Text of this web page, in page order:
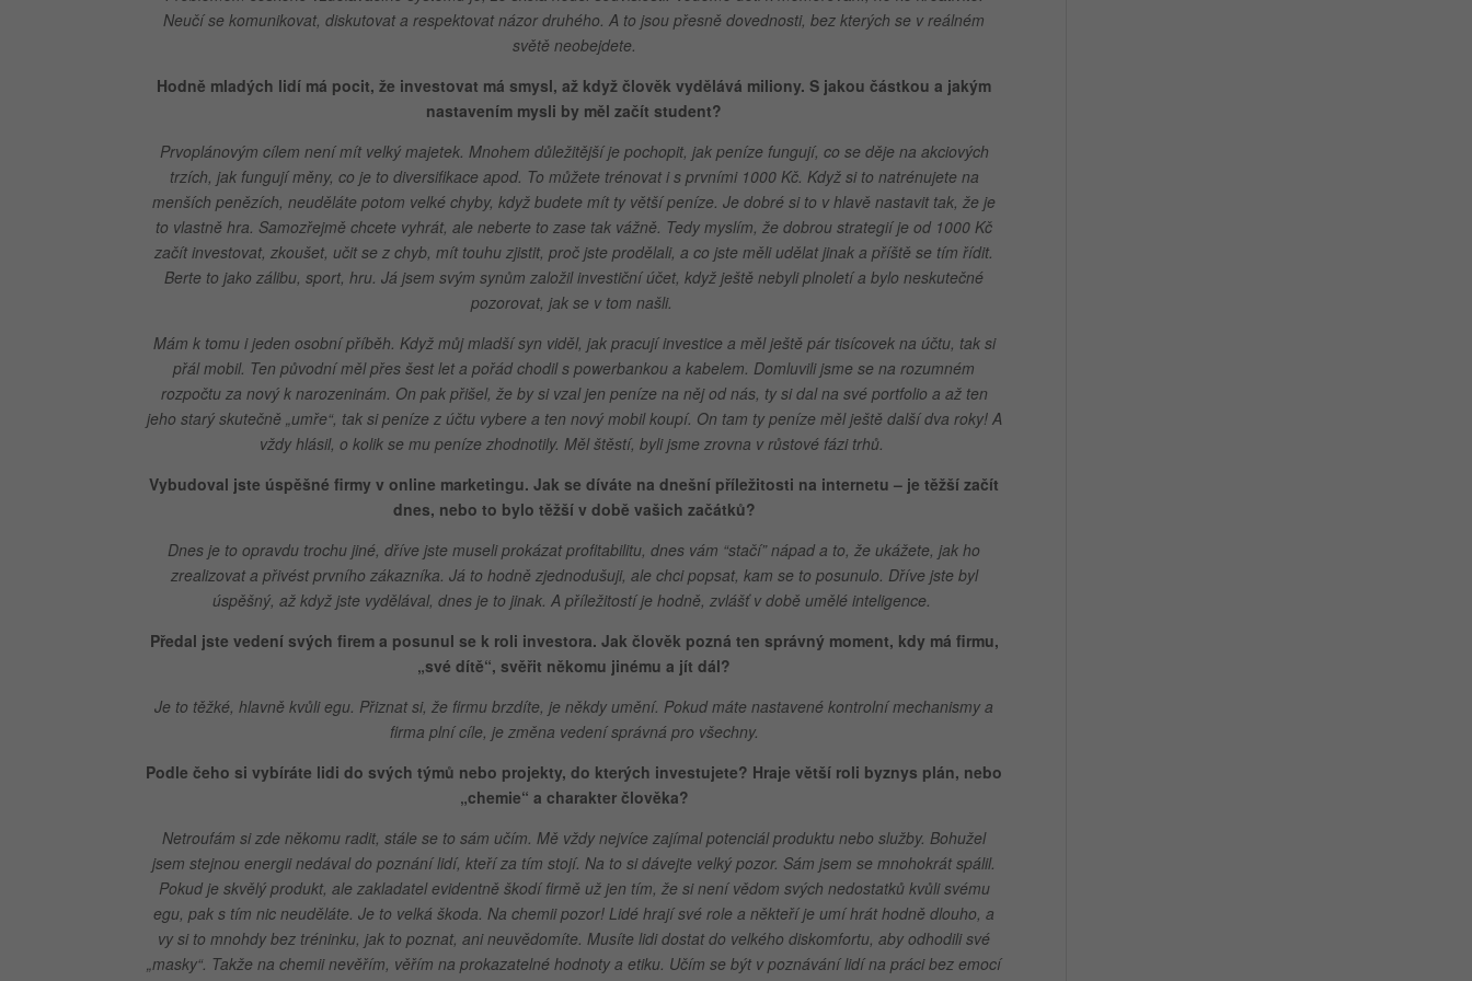
Neučí se komunikovat, diskutovat a respektovat názor druhého. A to jsou přesně dovednosti, bez kterých se v reálném
světě neobejdete.
Hodně mladých lidí má pocit, že investovat má smysl, až když člověk vydělává miliony. S jakou částkou a jakým
nastavením mysli by měl začít student?
Prvoplánovým cílem není mít velký majetek. Mnohem důležitější je pochopit, jak peníze fungují, co se děje na akciových
trzích, jak fungují měny, co je to diversifikace apod. To můžete trénovat i s prvními 1000 Kč. Když si to natrénujete na
menších penězích, neuděláte potom velké chyby, když budete mít ty větší peníze. Je dobré si to v hlavě nastavit tak, že je
to vlastně hra. Samozřejmě chcete vyhrát, ale neberte to zase tak vážně. Tedy myslím, že dobrou strategií je od 1000 Kč
začít investovat, zkoušet, učit se z chyb, mít touhu zjistit, proč jste prodělali, a co jste měli udělat jinak a příště se tím řídit.
Berte to jako zálibu, sport, hru. Já jsem svým synům založil investiční účet, když ještě nebyli plnoletí a bylo neskutečné
pozorovat, jak se v tom našli.
Mám k tomu i jeden osobní příběh. Když můj mladší syn viděl, jak pracují investice a měl ještě pár tisícovek na účtu, tak si
přál mobil. Ten původní měl přes šest let a pořád chodil s powerbankou a kabelem. Domluvili jsme se na rozumném
rozpočtu za nový k narozeninám. On pak přišel, že by si vzal jen peníze na něj od nás, ty si dal na své portfolio a až ten
jeho starý skutečně „umře“, tak si peníze z účtu vybere a ten nový mobil koupí. On tam ty peníze měl ještě další dva roky! A
vždy hlásil, o kolik se mu peníze zhodnotily. Měl štěstí, byli jsme zrovna v růstové fázi trhů.
Vybudoval jste úspěšné firmy v online marketingu. Jak se díváte na dnešní příležitosti na internetu – je těžší začít
dnes, nebo to bylo těžší v době vašich začátků?
Dnes je to opravdu trochu jiné, dříve jste museli prokázat profitabilitu, dnes vám “stačí” nápad a to, že ukážete, jak ho
zrealizovat a přivést prvního zákazníka. Já to hodně zjednodušuji, ale chci popsat, kam se to posunulo. Dříve jste byl
úspěšný, až když jste vydělával, dnes je to jinak. A příležitostí je hodně, zvlášť v době umělé inteligence.
Předal jste vedení svých firem a posunul se k roli investora. Jak člověk pozná ten správný moment, kdy má firmu,
„své dítě“, svěřit někomu jinému a jít dál?
Je to těžké, hlavně kvůli egu. Přiznat si, že firmu brzdíte, je někdy umění. Pokud máte nastavené kontrolní mechanismy a
firma plní cíle, je změna vedení správná pro všechny.
Podle čeho si vybíráte lidi do svých týmů nebo projekty, do kterých investujete? Hraje větší roli byznys plán, nebo
„chemie“ a charakter člověka?
Netroufám si zde někomu radit, stále se to sám učím. Mě vždy nejvíce zajímal potenciál produktu nebo služby. Bohužel
jsem stejnou energii nedával do poznání lidí, kteří za tím stojí. Na to si dávejte velký pozor. Sám jsem se mnohokrát spálil.
Pokud je skvělý produkt, ale zakladatel evidentně škodí firmě už jen tím, že si není vědom svých nedostatků kvůli svému
egu, pak s tím nic neuděláte. Je to velká škoda. Na chemii pozor! Lidé hrají své role a někteří je umí hrát hodně dlouho, a
vy si to mnohdy bez tréninku, jak to poznat, ani neuvědomíte. Musíte lidi dostat do velkého diskomfortu, aby odhodili své
„masky“. Takže na chemii nevěřím, věřím na prokazatelné hodnoty a etiku. Učím se být v poznávání lidí na práci bez emocí